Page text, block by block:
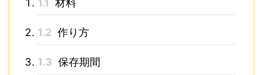
1.1 材料
1.2 作り方
1.3 保存期間